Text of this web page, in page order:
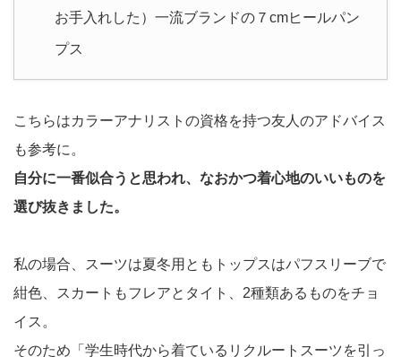
お手入れした）一流ブランドの７cmヒールパン
プス
こちらはカラーアナリストの資格を持つ友人のアドバイス
も参考に。
自分に一番似合うと思われ、なおかつ着心地のいいものを
選び抜きました。
私の場合、スーツは夏冬用ともトップスはパフスリーブで
紺色、スカートもフレアとタイト、2種類あるものをチョ
イス。
そのため「学生時代から着ているリクルートスーツを引っ